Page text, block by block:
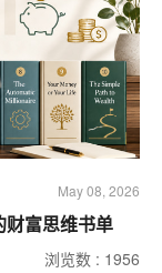
May 08, 2026
财富思维书单
浏览数 : 1956